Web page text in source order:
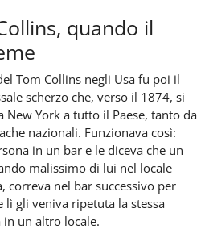
quando il
Tom Collins negli Usa fu poi il
scherzo che, verso il 1874, si
York a tutto il Paese, tanto da
nazionali. Funzionava così:
in un bar e le diceva che un
malissimo di lui nel locale
correva nel bar successivo per
lì gli veniva ripetuta la stessa
un altro locale.